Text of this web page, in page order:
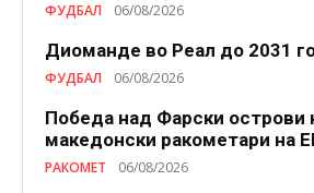
ФУДБАЛ 06/08/2026
Диоманде во Реал до 2031
ФУДБАЛ 06/08/2026
Победа над Фарски острови
македонски ракометари на
РАКОМЕТ 06/08/2026